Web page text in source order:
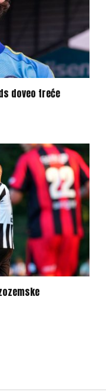
doveo treće